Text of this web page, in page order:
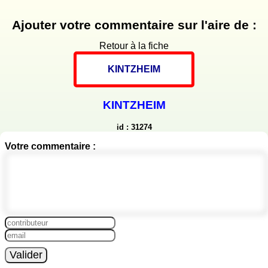
Ajouter votre commentaire sur l'aire de :
Retour à la fiche
KINTZHEIM
KINTZHEIM
id : 31274
Votre commentaire :
Valider